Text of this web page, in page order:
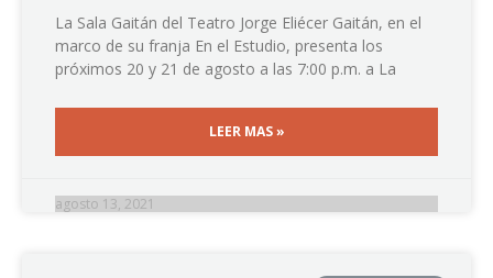
La Sala Gaitán del Teatro Jorge Eliécer Gaitán, en el
marco de su franja En el Estudio, presenta los
próximos 20 y 21 de agosto a las 7:00 p.m. a La
LEER MAS »
agosto 13, 2021